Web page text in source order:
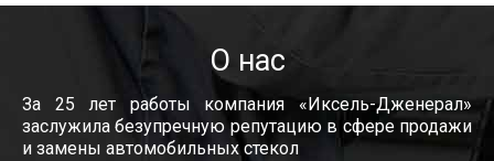
О нас
За 25 лет работы компания «Иксель-Дженерал»
заслужила безупречную репутацию в сфере продажи
и замены автомобильных стекол